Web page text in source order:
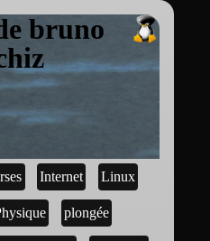
bruno
Internet Linux
plongée